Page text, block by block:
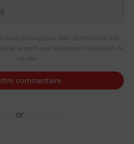
commentaire
or